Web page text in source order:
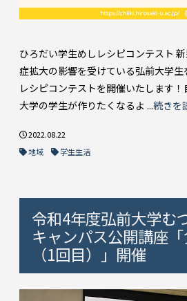
ひろだい学生めしレシピコンテスト
症拡大の影響を受けている弘前大学生
レシピコンテストを開催いたします
大学の学生が作りたくなるよ ...続きを
2022.08.22
地域
学生生活
令和4年度弘前大学む
キャンパス公開講座
（1回目）」開催